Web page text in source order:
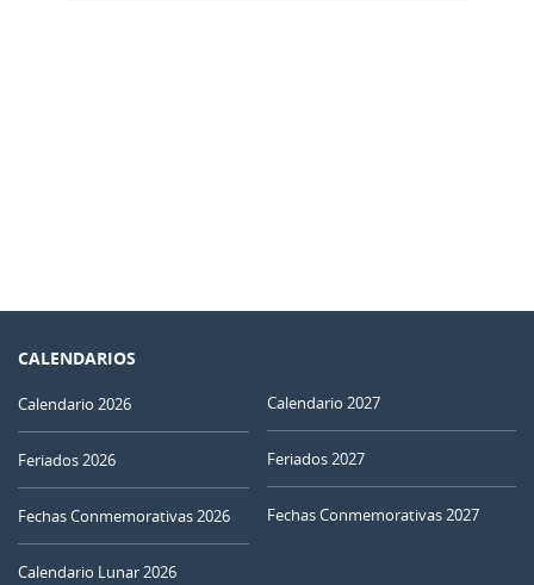
CALENDARIOS
Calendario 2026
Feriados 2026
Fechas Conmemorativas 2026
Calendario Lunar 2026
Calendario 2027
Feriados 2027
Fechas Conmemorativas 2027